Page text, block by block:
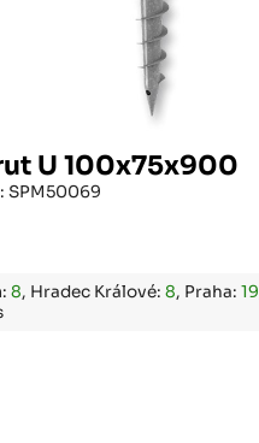
U 100x75x900
SPM50069
8, Hradec Králové:8, Praha:19